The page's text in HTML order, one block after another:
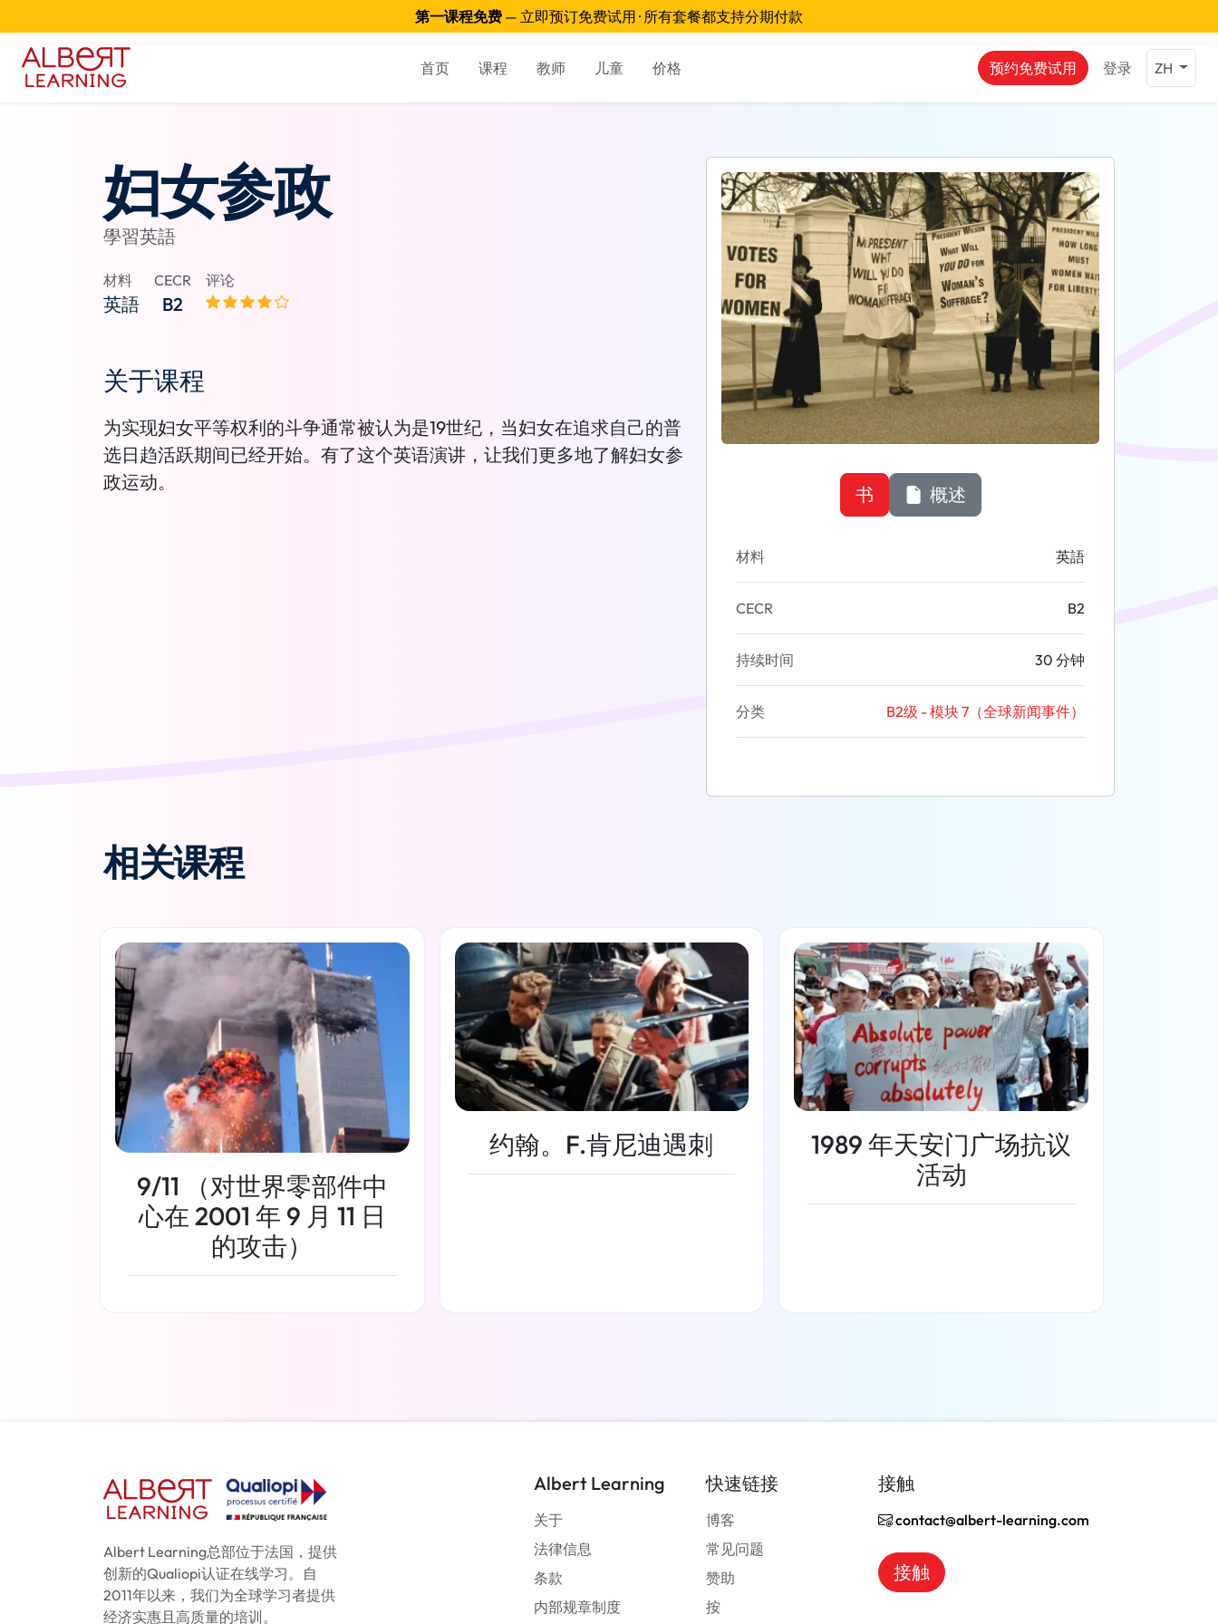
第一课程免费 — 立即预订免费试用 · 所有套餐都支持分期付款
首页 课程 教师 儿童 价格 预约免费试用 登录 ZH
妇女参政
學習英語
材料
英語
CECR
B2
评论
关于课程
为实现妇女平等权利的斗争通常被认为是19世纪，当妇女在追求自己的普
选日趋活跃期间已经开始。有了这个英语演讲，让我们更多地了解妇女参
政运动。
书 概述
材料 英語
CECR B2
持续时间 30 分钟
分类 B2级 - 模块 7（全球新闻事件）
相关课程
9/11 （对世界零部件中
心在 2001 年 9 月 11 日
的攻击）
约翰。F.肯尼迪遇刺
1989 年天安门广场抗议
活动
Albert Learning总部位于法国，提供
创新的Qualiopi认证在线学习。自
2011年以来，我们为全球学习者提供
经济实惠且高质量的培训。
Albert Learning
关于
法律信息
条款
内部规章制度
快速链接
博客
常见问题
赞助
按
接触
contact@albert-learning.com
接触